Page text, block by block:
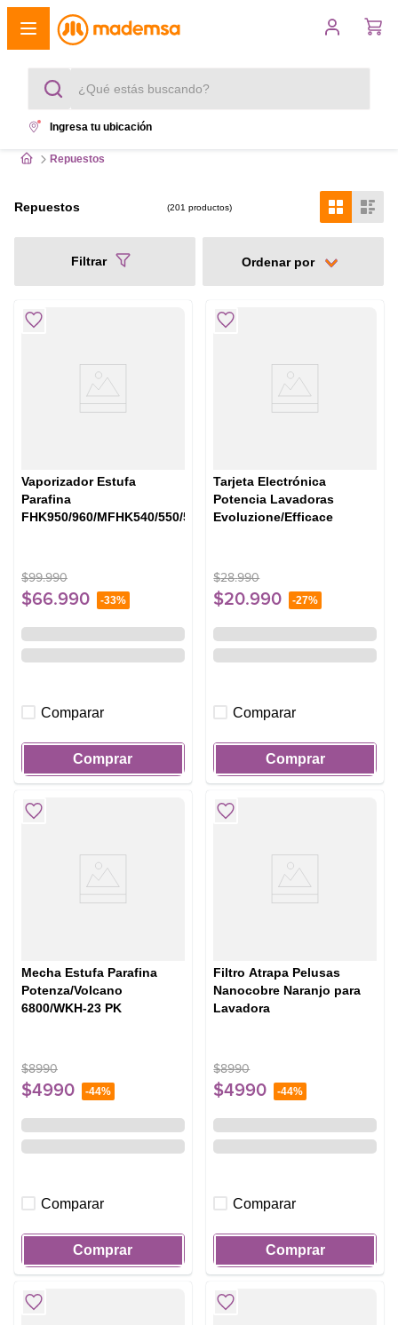
¿Qué estás buscando?
refrigerador
Ingresa tu ubicación
Repuestos
Repuestos 201 productos
Filtrar
Vaporizador Estufa
Parafina
FHK950/960/MFHK540/550/560
$99.990
$66.990 -33%
Comparar
Comprar
Tarjeta Electrónica
Potencia Lavadoras
Evoluzione/Efficace
$28.990
$20.990 -27%
Comparar
Comprar
Mecha Estufa Parafina
Potenza/Volcano
6800/WKH-23 PK
$8990
$4990 -44%
Comparar
Comprar
Filtro Atrapa Pelusas
Nanocobre Naranjo para
Lavadora
$8990
$4990 -44%
Comparar
Comprar